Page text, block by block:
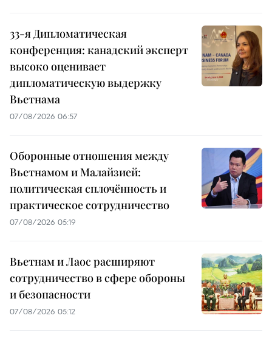
33-я Дипломатическая
конференция: канадский эксперт
высоко оценивает
дипломатическую выдержку
Вьетнама
07/08/2026 06:57
Оборонные отношения между
Вьетнамом и Малайзией:
политическая сплочённость и
практическое сотрудничество
07/08/2026 05:19
Вьетнам и Лаос расширяют
сотрудничество в сфере обороны
и безопасности
07/08/2026 05:12